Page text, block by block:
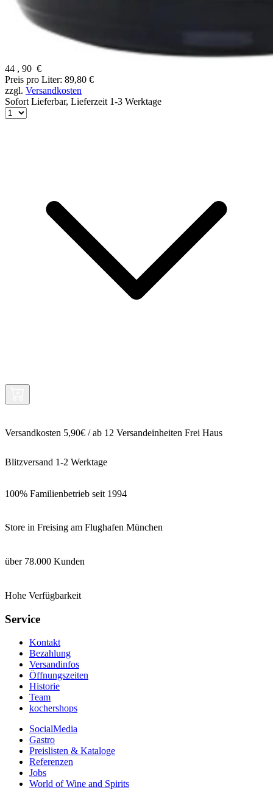
44 , 90 €
Preis pro Liter: 89,80 €
zzgl. Versandkosten
Sofort Lieferbar, Lieferzeit 1-3 Werktage
Versandkosten 5,90€ / ab 12 Versandeinheiten Frei Haus
Blitzversand 1-2 Werktage
100% Familienbetrieb seit 1994
Store in Freising am Flughafen München
über 78.000 Kunden
Hohe Verfügbarkeit
Service
Kontakt
Bezahlung
Versandinfos
Öffnungszeiten
Historie
Team
kochershops
SocialMedia
Gastro
Preislisten & Kataloge
Referenzen
Jobs
World of Wine and Spirits